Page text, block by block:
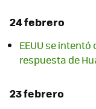
24 febrero
EEUU se
respuesta de
23 febrero